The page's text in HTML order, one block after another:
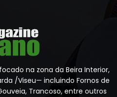
focado na zona da Beira Interior,
/Viseu— incluindo Fornos de
Trancoso, entre outros